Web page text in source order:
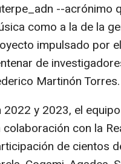
--acrónimo
como a la de la
impulsado por
de
Martinón Torres.
2022 y 2023, el
colaboración con la
de cientos